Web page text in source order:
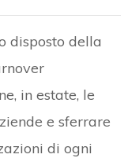
disposto della
in estate, le
e sferrare
di ogni